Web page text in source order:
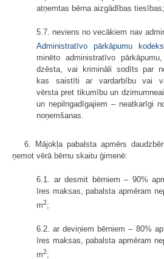
atņemtas bērna aizgādības tiesības;
5.7. neviens no vecākiem nav
Administratīvo pārkāpumu
minēto administratīvo
dzēsta, vai krimināli sodīts par
kas saistīti ar vardarbību vai
vērsta pret tikumību un
un nepilngadīgajiem – neatkarīgi
noņemšanas.
6. Mājokļa pabalsta apmērs
ņemot vērā bērnu skaitu ģimenē:
6.1. ar desmit bērniem – 90%
īres maksas, pabalsta apmēram
m2;
6.2. ar deviņiem bērniem – 80%
īres maksas, pabalsta apmēram
m2;